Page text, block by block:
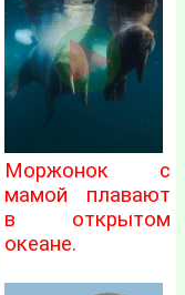
Моржонок с
мамой плавают
в открытом
океане.